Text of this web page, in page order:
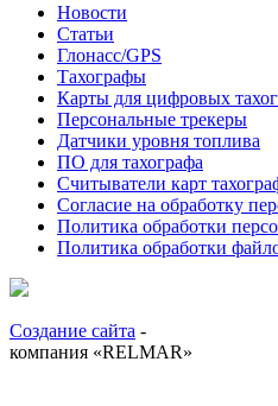
Новости
Статьи
Глонасс/GPS
Тахографы
Карты для цифровых
Персональные трекеры
Датчики уровня топлива
ПО для тахографа
Считыватели карт
Согласие на обработку
Политика обработки
Политика обработки
Создание сайта -
компания «RELMAR»